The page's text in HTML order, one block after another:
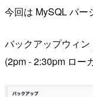
今回は MySQL バー
バックアップウィ
(2pm - 2:30pm ロー